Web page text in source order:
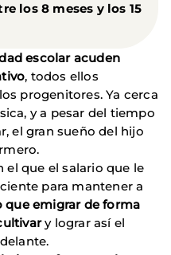
los 8 meses y los 15
escolar acuden
, todos ellos
progenitores. Ya cerca
y a pesar del tiempo
el gran sueño del hijo
el que el salario que le
para mantener a
que emigrar de forma
y lograr así el